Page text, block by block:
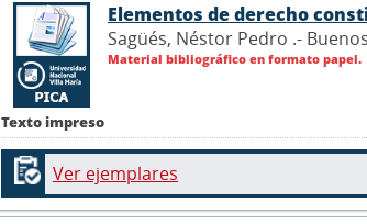
Texto impreso
Elementos de derecho
Sagüés, Néstor Pedro .-
Material bibliográfico en formato papel.
Ver ejemplares